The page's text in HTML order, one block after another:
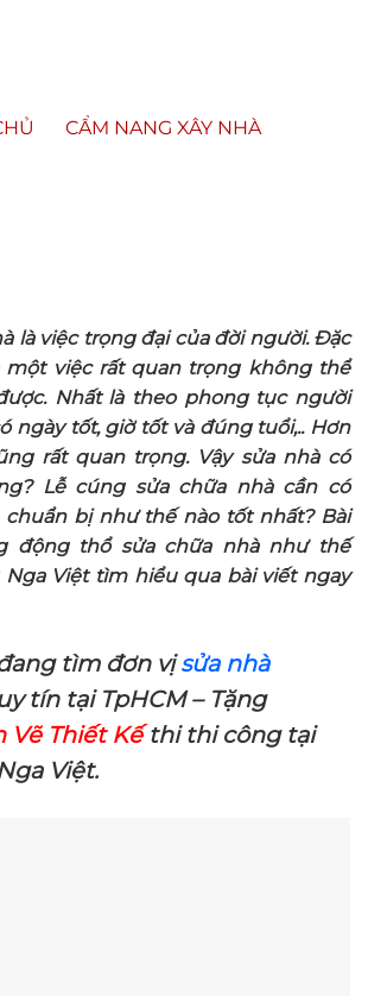
CẨM NANG XÂY NHÀ
là việc trọng đại của đời người. Đặc
một việc rất quan trọng không thể
Nhất là theo phong tục người
ngày tốt, giờ tốt và đúng tuổi,.. Hơn
rất quan trọng. Vậy sửa nhà có
Lễ cúng sửa chữa nhà cần có
chuẩn bị như thế nào tốt nhất? Bài
động thổ sửa chữa nhà như thế
Nga Việt tìm hiểu qua bài viết ngay
tìm đơn vịsửa nhà
tín tại TpHCM – Tặng
Vẽ Thiết Kếthi thi công tại
Việt.